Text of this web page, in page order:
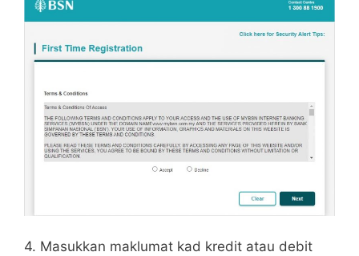
4. Masukkan maklumat kad kredit atau debit